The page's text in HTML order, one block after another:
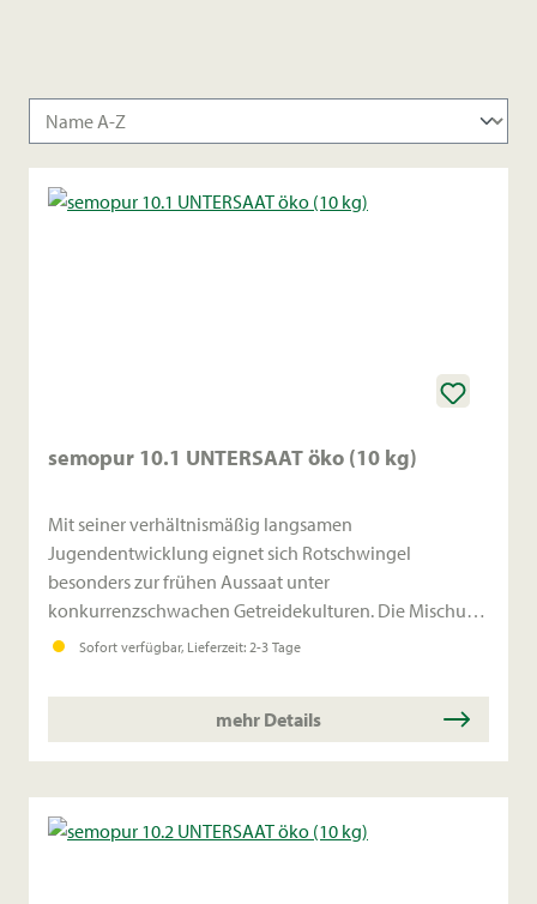
semopur 10.1 UNTERSAAT öko (10 kg)
Mit seiner verhältnismäßig langsamen
Jugendentwicklung eignet sich Rotschwingel
besonders zur frühen Aussaat unter
konkurrenzschwachen Getreidekulturen. Die Mischung
eignet sich ebenfalls zur Aussaat im Herbst.
Sofort verfügbar, Lieferzeit: 2-3 Tage
mehr Details